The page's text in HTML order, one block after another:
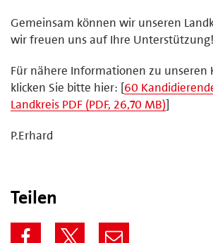
Gemeinsam können wir unseren
wir freuen uns auf Ihre Unterstützung!
Für nähere Informationen zu unseren
klicken Sie bitte hier: [60
Landkreis PDF (PDF, 26,70 MB)]
P.Erhard
Teilen